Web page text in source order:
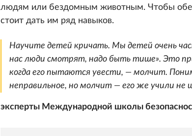
людям или бездомным животным. Чтобы
стоит дать им ряд навыков.
Научите детей кричать. Мы детей очень
нас люди смотрят, надо быть тише». Это
когда его пытаются увести, — молчит.
неправильное, но молчит — его же учили не
эксперты Международной школы